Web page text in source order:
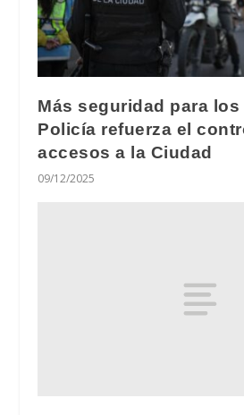
Más seguridad para
Policía refuerza el
accesos a la Ciudad
09/12/2025